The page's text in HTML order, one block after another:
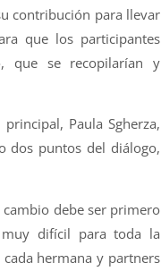
contribución para llevar
que los participantes
que se recopilarían y
Paula Sgherza,
dos puntos del diálogo,
cambio debe ser primero
difícil para toda la
hermana y partners